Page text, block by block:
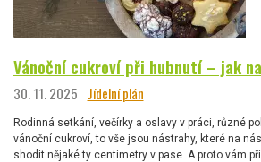
Vánoční cukroví při hubnutí – jak
30. 11. 2025 Jídelní plán
Rodinná setkání, večírky a oslavy v práci, různé
vánoční cukroví, to vše jsou nástrahy, které na
shodit nějaké ty centimetry v pase. A proto vám